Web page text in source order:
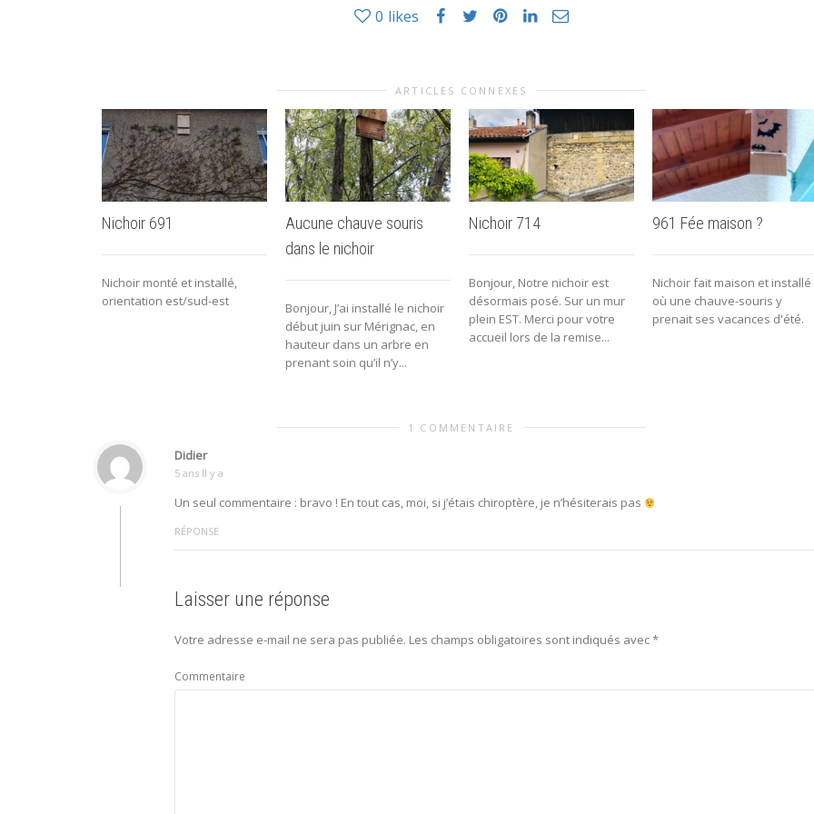
0 likes
ARTICLES CONNEXES
Nichoir 691
Nichoir monté et installé,
orientation est/sud-est
Aucune chauve souris
dans le nichoir
Bonjour, J’ai installé le nichoir
début juin sur Mérignac, en
hauteur dans un arbre en
prenant soin qu’il n’y...
Nichoir 714
Bonjour, Notre nichoir est
désormais posé. Sur un mur
plein EST. Merci pour votre
accueil lors de la remise...
961 Fée maison ?
Nichoir fait maison et installé
où une chauve-souris y
prenait ses vacances d'été.
1 COMMENTAIRE
Didier
5 ans Il y a
Un seul commentaire : bravo ! En tout cas, moi, si j’étais chiroptère, je n’hésiterais pas
RÉPONSE
Laisser une réponse
Votre adresse e-mail ne sera pas publiée. Les champs obligatoires sont indiqués avec*
Commentaire